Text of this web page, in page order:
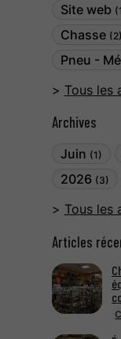
Site web
Chasse (2)
Pneu -
Tous les
Archives
Juin (1)
2026 (3)
Tous les
Articles